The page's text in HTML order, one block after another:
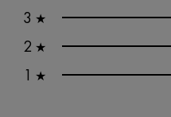
3 ★
2 ★
1 ★